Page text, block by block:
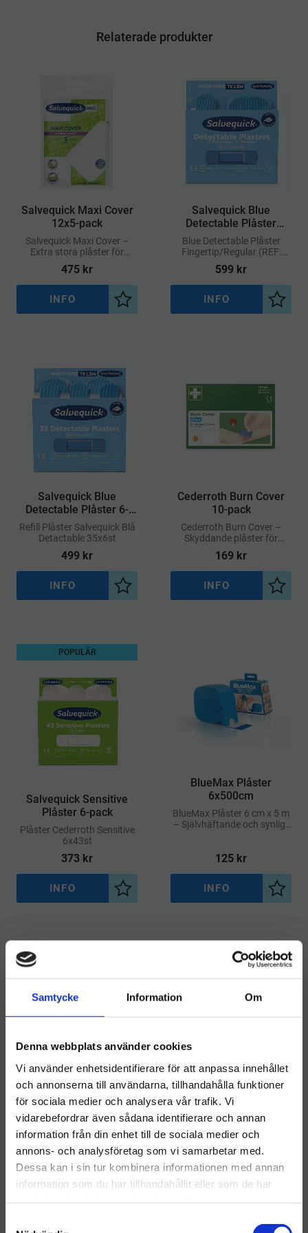
Samtycke Information Om
Denna webbplats använder cookies
Vi använder enhetsidentifierare för att anpassa innehållet
och annonserna till användarna, tillhandahålla funktioner
för sociala medier och analysera vår trafik. Vi
vidarebefordrar även sådana identifierare och annan
information från din enhet till de sociala medier och
annons- och analysföretag som vi samarbetar med.
Dessa kan i sin tur kombinera informationen med annan
information som du har tillhandahållit eller som de har
Relaterade produkter
​Salvequick Maxi Cover
12x5-pack
Salvequick Maxi Cover –
Extra stora plåster för
bättre täckning och skydd
475 kr
Lägg till i önskelista
INFO
Salvequick Blue
Detectable Plåster
Fingertip/Regular 6-
pack
Blue Detectable Plåster
Fingertip/Regular (REF:
51030126) från Salvequick
är utvecklade för
användning inom
livsmedelsindustrin
599 kr
Lägg
INFO
Salvequick Blue
Detectable Plåster 6-
pack
​Refill Plåster Salvequick Blå
Detactable 35x6st
499 kr
Lägg till i önskelista
INFO
Cederroth Burn Cover
10-pack
Cederroth Burn Cover –
Skyddande plåster för
mindre brännskador
169 kr
Lägg
INFO
Salvequick Sensitive
Plåster 6-pack
​Plåster Cederroth Sensitive
6x43st
373 kr
POPULÄR
Lägg till i önskelista
INFO
BlueMax Plåster
6x500cm
BlueMax Plåster 6 cm x 5 m
– Självhäftande och synligt
125 kr
Lägg
INFO
Cederroth Soft Foam
Bandage Blue 6cm x
4.5m
​Soft Foam Bandage Blue
Cederroth 6cm x 4.5m
138
Lägg till i önskelista
INFO
Cederroth Soft Foam
Bandage Blue 6cm x 2m
​Soft Foam Bandage Blue
INFO
Välkommen till hygieneleeds.se
Vill du handla som företag eller privatperson?
FÖRETAG